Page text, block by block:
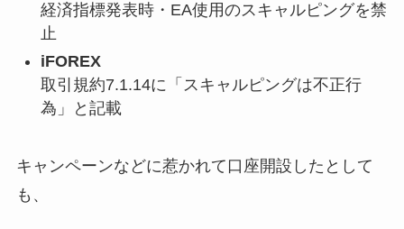
経済指標発表時・EA使用のスキャルピングを禁
止
iFOREX
取引規約7.1.14に「スキャルピングは不正行
為」と記載
キャンペーンなどに惹かれて口座開設したとして
も、